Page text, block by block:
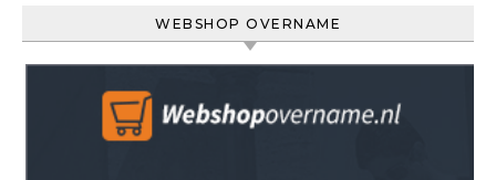
WEBSHOP OVERNAME